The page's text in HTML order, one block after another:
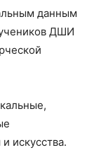
данным
ДШИ
искусства.